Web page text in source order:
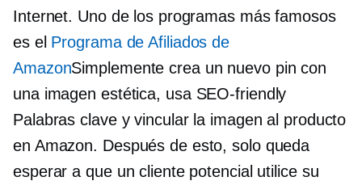
Internet. Uno de los programas más famosos
es el Programa de Afiliados de
AmazonSimplemente crea un nuevo pin con
una imagen estética, usa SEO-friendly
Palabras clave y vincular la imagen al producto
en Amazon. Después de esto, solo queda
esperar a que un cliente potencial utilice su